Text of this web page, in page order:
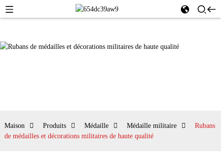
Maison Produits Médaille Médaille militaire
Rubans
de médailles et décorations militaires de haute qualité